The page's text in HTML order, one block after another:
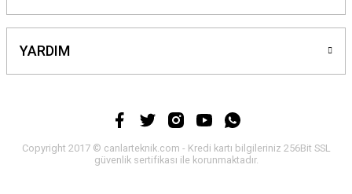
YARDIM
Copyright 2017 © canlarteknik.com - Kredi kartı bilgileriniz 256Bit SSL
güvenlik sertifikası ile korunmaktadır.